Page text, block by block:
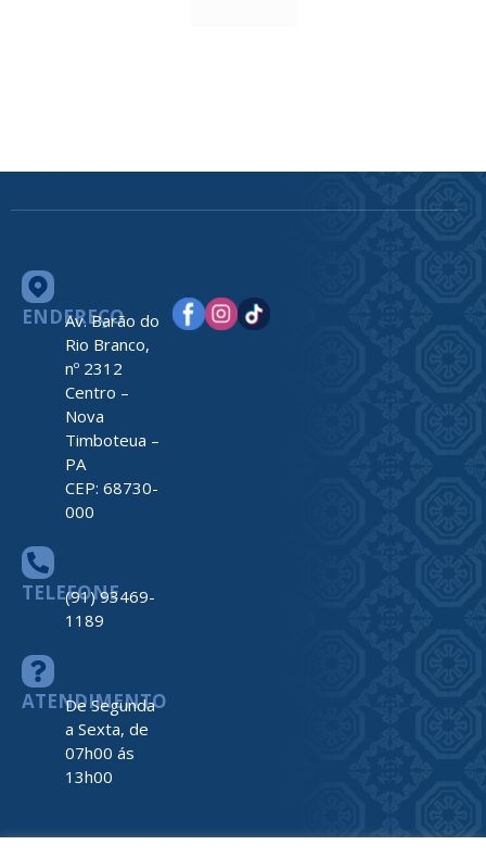
ENDEREÇO
Av. Barão do
Rio Branco,
nº 2312
Centro –
Nova
Timboteua –
PA
CEP: 68730-
000
TELEFONE
(91) 93469-
1189
ATENDIMENTO
De Segunda
a Sexta, de
07h00 ás
13h00